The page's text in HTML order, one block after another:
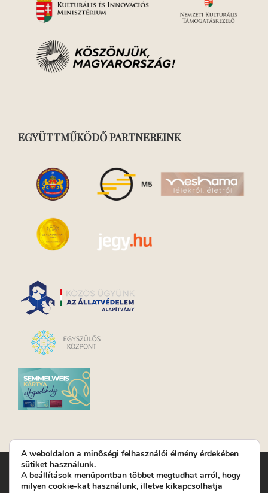
EGYÜTTMŰKÖDŐ PARTNEREINK
Turay Ida Színház Közhasznú Nonprofit Kft. | Működési
helyszín: Turay Ida Színház 1089 Budapest, Kálvária tér 6. |
A weboldalon a minőségi felhasználói élmény érdekében
sütiket használunk.
A beállítások menüpontban többet megtudhat arról, hogy
milyen cookie-kat használunk, illetve kikapcsolhatja